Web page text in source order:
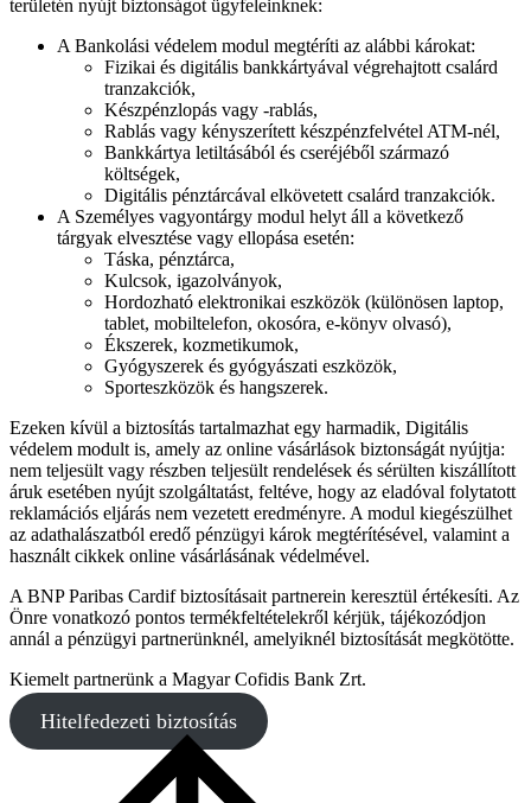
területén nyújt biztonságot ügyfeleinknek:
A Bankolási védelem modul megtéríti az alábbi károkat:
Fizikai és digitális bankkártyával végrehajtott csalárd
tranzakciók,
Készpénzlopás vagy -rablás,
Rablás vagy kényszerített készpénzfelvétel ATM-nél,
Bankkártya letiltásából és cseréjéből származó
költségek,
Digitális pénztárcával elkövetett csalárd tranzakciók.
A Személyes vagyontárgy modul helyt áll a következő
tárgyak elvesztése vagy ellopása esetén:
Táska, pénztárca,
Kulcsok, igazolványok,
Hordozható elektronikai eszközök (különösen laptop,
tablet, mobiltelefon, okosóra, e-könyv olvasó),
Ékszerek, kozmetikumok,
Gyógyszerek és gyógyászati eszközök,
Sporteszközök és hangszerek.
Ezeken kívül a biztosítás tartalmazhat egy harmadik, Digitális
védelem modult is, amely az online vásárlások biztonságát nyújtja:
nem teljesült vagy részben teljesült rendelések és sérülten kiszállított
áruk esetében nyújt szolgáltatást, feltéve, hogy az eladóval folytatott
reklamációs eljárás nem vezetett eredményre. A modul kiegészülhet
az adathalászatból eredő pénzügyi károk megtérítésével, valamint a
használt cikkek online vásárlásának védelmével.
A BNP Paribas Cardif biztosításait partnerein keresztül értékesíti. Az
Önre vonatkozó pontos termékfeltételekről kérjük, tájékozódjon
annál a pénzügyi partnerünknél, amelyiknél biztosítását megkötötte.
Kiemelt partnerünk a Magyar Cofidis Bank Zrt.
Hitelfedezeti biztosítás